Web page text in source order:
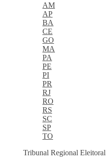
AM
AP
BA
CE
GO
MA
PA
PE
PI
PR
RJ
RO
RS
SC
SP
TO
Tribunal Regional Eleitoral